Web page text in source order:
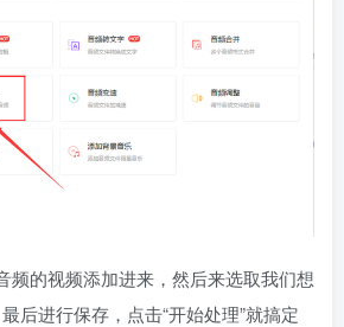
频的视频添加进来，然后来选取我们想
后进行保存，点击“开始处理”就搞定